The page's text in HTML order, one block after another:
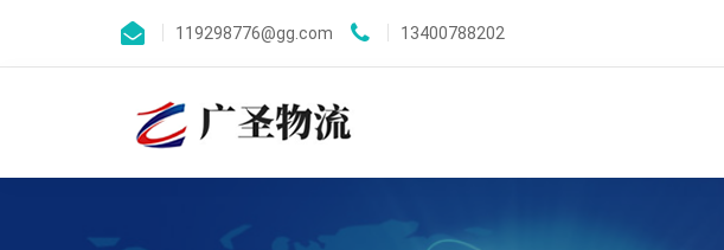
119298776@gg.com 13400788202